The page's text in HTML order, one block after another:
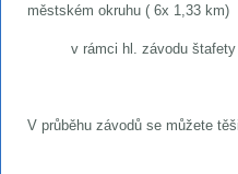
městském okruhu ( 6x 1,33 km)
v rámci hl. závodu štafety
V průběhu závodů se můžete